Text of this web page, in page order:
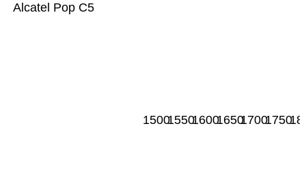
Alcatel Pop C5
150015501600165017001750